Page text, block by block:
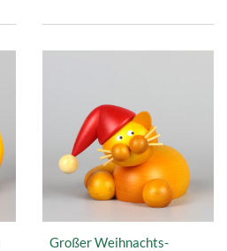
Großer Weihnachts-